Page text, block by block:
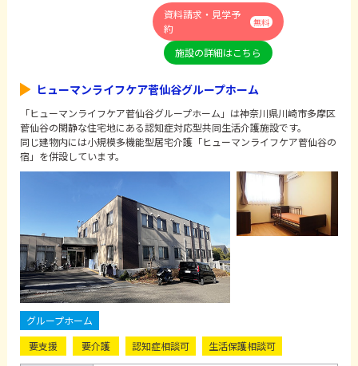
資料請求・見学予
約
無料
施設の詳細はこちら
ヒューマンライフケア菅仙谷グループホーム
「ヒューマンライフケア菅仙谷グループホーム」は神奈川県川崎市多摩区
菅仙谷の閑静な住宅地にある認知症対応型共同生活介護施設です。
同じ建物内には小規模多機能型居宅介護「ヒューマンライフケア菅仙谷の
宿」を併設しています。
グループホーム
要支援
要介護 認知症相談可 生活保護相談可